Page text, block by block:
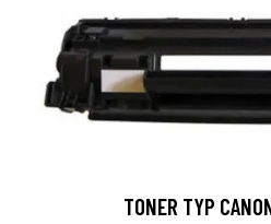
TONER TYP